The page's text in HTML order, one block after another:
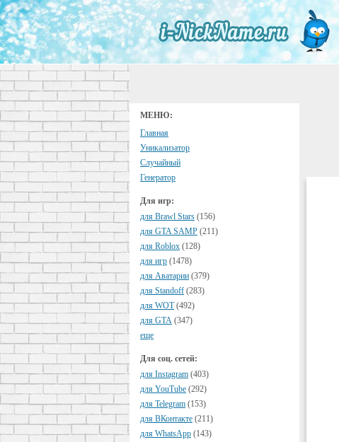
МЕНЮ:
Главная
Уникализатор
Случайный
Генератор
Для игр:
для Brawl Stars (156)
для GTA SAMP (211)
для Roblox (128)
для игр (1478)
для Аватарии (379)
для Standoff (283)
для WOT (492)
для GTA (347)
еще
Для соц. сетей:
для Instagram (403)
для YouTube (292)
для Telegram (153)
для ВКонтакте (211)
для WhatsApp (143)